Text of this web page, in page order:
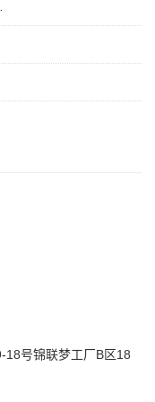
18号锦联梦工厂B区18